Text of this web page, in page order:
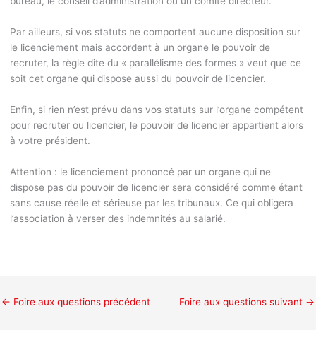
Par ailleurs, si vos statuts ne comportent aucune disposition sur
le licenciement mais accordent à un organe le pouvoir de
recruter, la règle dite du « parallélisme des formes » veut que ce
soit cet organe qui dispose aussi du pouvoir de licencier.
Enfin, si rien n’est prévu dans vos statuts sur l’organe compétent
pour recruter ou licencier, le pouvoir de licencier appartient alors
à votre président.
Attention : le licenciement prononcé par un organe qui ne
dispose pas du pouvoir de licencier sera considéré comme étant
sans cause réelle et sérieuse par les tribunaux. Ce qui obligera
l’association à verser des indemnités au salarié.
← Foire aux questions précédent Foire aux questions suivant →